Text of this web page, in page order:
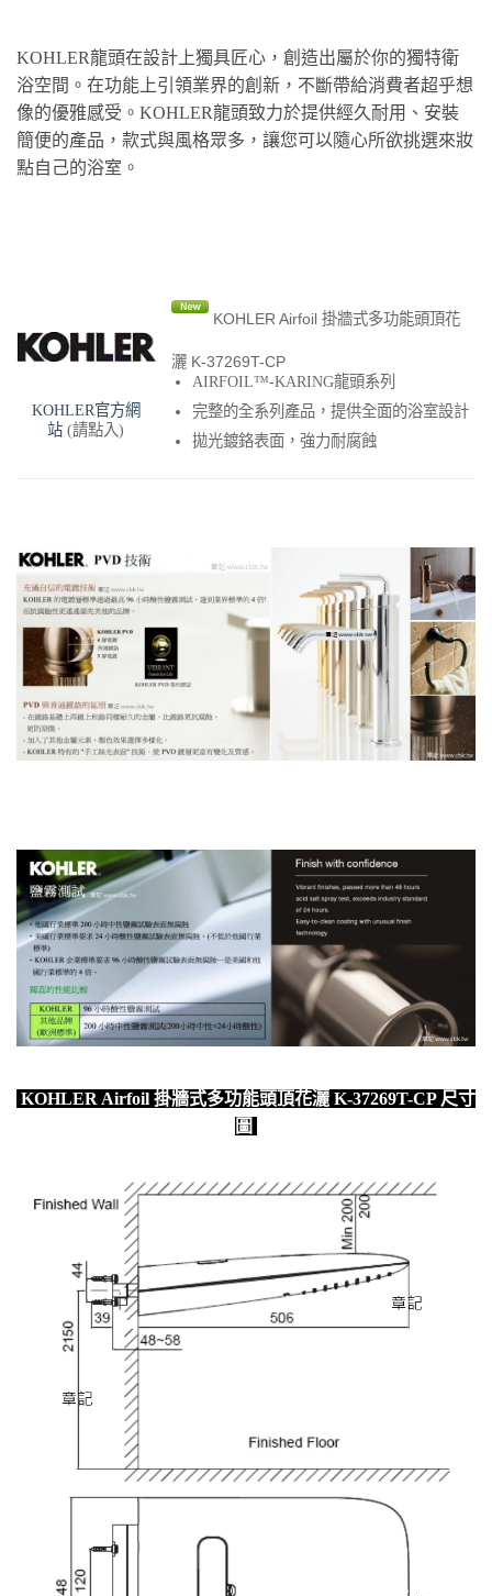
KOHLER龍頭在設計上獨具匠心，創造出屬於你的獨特衛
浴空間。在功能上引領業界的創新，不斷帶給消費者超乎想
像的優雅感受。KOHLER龍頭致力於提供經久耐用、安裝
簡便的產品，款式與風格眾多，讓您可以隨心所欲挑選來妝
點自己的浴室。
KOHLER官方網
站 (請點入)
KOHLER Airfoil 掛牆式多功能頭頂花
灑 K-37269T-CP
AIRFOIL™-KARING龍頭系列
完整的全系列產品，提供全面的浴室設計
拋光鍍鉻表面，強力耐腐蝕
KOHLER Airfoil 掛牆式多功能頭頂花灑 K-37269T-CP 尺寸
圖